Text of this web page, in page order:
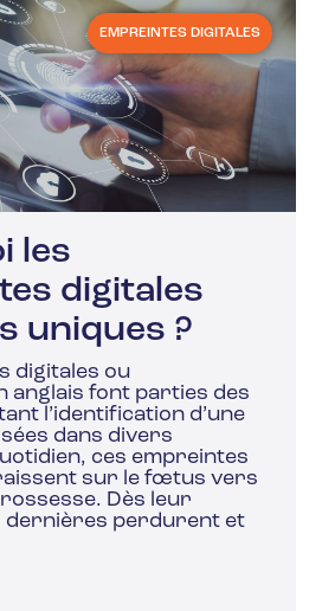
EMPREINTES DIGITALES
les
digitales
uniques ?
digitales ou
anglais font parties des
l’identification d’une
dans divers
ces empreintes
sur le fœtus vers
Dès leur
dernières perdurent et